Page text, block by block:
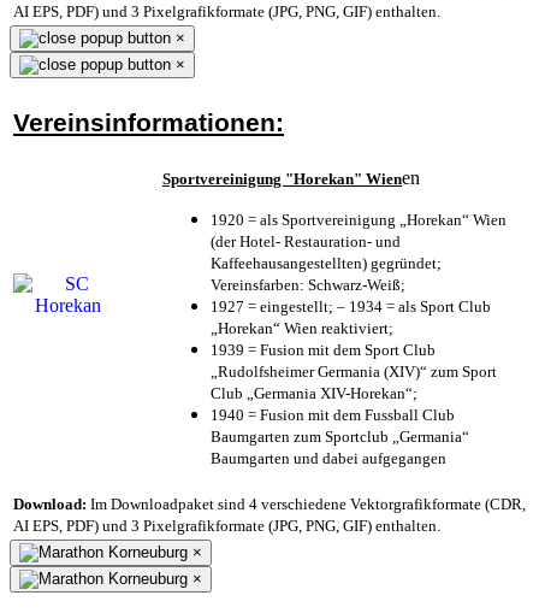
AI EPS, PDF) und 3 Pixelgrafikformate (JPG, PNG, GIF) enthalten.
×
×
Vereinsinformationen:
Sportvereinigung "Horekan" Wienen
1920 = als Sportvereinigung „Horekan“ Wien
(der Hotel- Restauration- und
Kaffeehausangestellten) gegründet;
Vereinsfarben: Schwarz-Weiß;
1927 = eingestellt; – 1934 = als Sport Club
„Horekan“ Wien reaktiviert;
1939 = Fusion mit dem Sport Club
„Rudolfsheimer Germania (XIV)“ zum Sport
Club „Germania XIV-Horekan“;
1940 = Fusion mit dem Fussball Club
Baumgarten zum Sportclub „Germania“
Baumgarten und dabei aufgegangen
Download: Im Downloadpaket sind 4 verschiedene Vektorgrafikformate (CDR,
AI EPS, PDF) und 3 Pixelgrafikformate (JPG, PNG, GIF) enthalten.
×
×